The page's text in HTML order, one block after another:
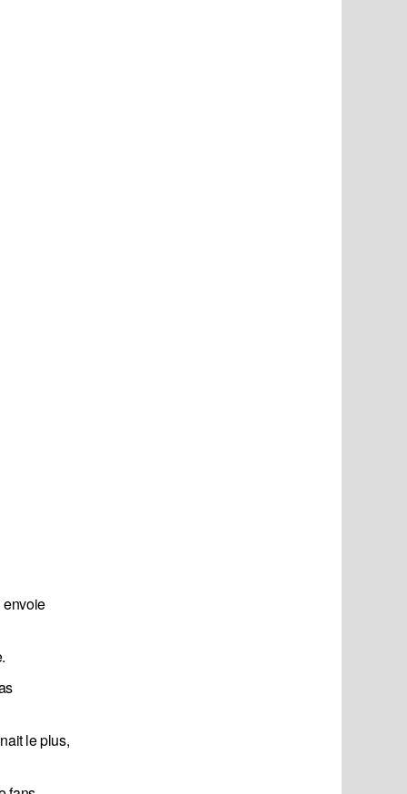
envoie
le plus,